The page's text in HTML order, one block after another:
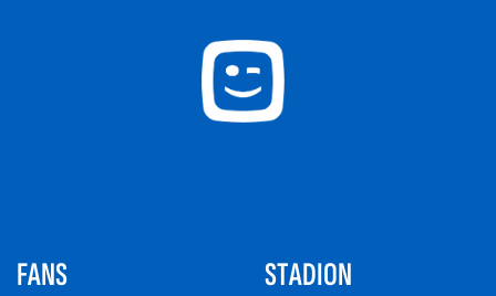
FANS STADION